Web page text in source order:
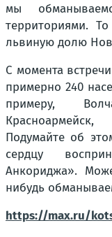
мы
территориями.
львиную долю
С момента
примерно 240
примеру,
Подумайте об
сердцу
Анкориджа».
нибудь
https://max.ru/